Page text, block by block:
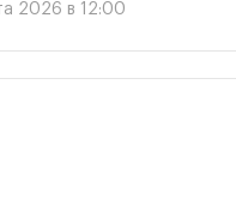
2026 в 12:00